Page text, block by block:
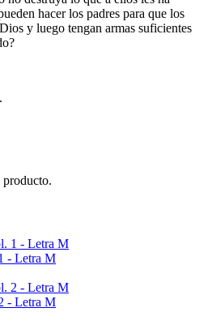
hacer los padres para que los
y luego tengan armas suficientes
producto.
- Letra M
- Letra M